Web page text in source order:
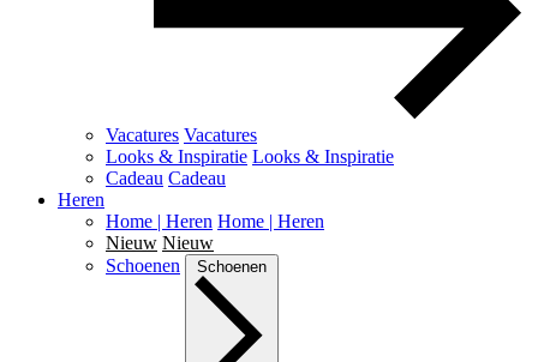
Vacatures Vacatures
Looks & Inspiratie Looks & Inspiratie
Cadeau Cadeau
Heren
Home | Heren Home | Heren
Nieuw Nieuw
Schoenen
Schoenen